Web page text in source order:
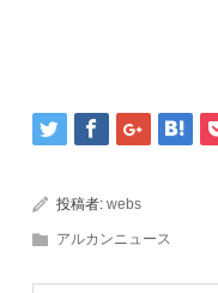
投稿者:webs
アルカンニュース